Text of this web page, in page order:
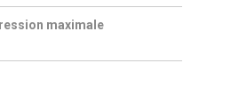
maximale